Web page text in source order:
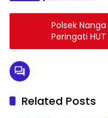
Polsek
Peringati
Related Posts